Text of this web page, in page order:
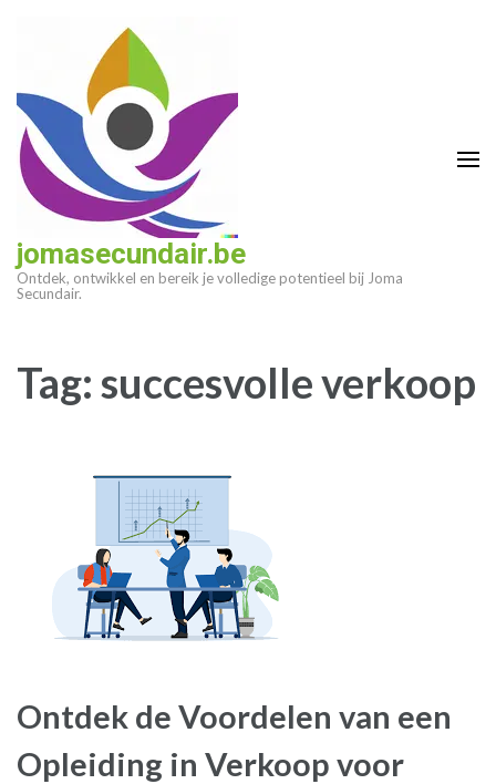
(druk
enter)
jomasecundair.be
Ontdek, ontwikkel en bereik je volledige potentieel bij Joma
Secundair.
Tag:succesvolle verkoop
Ontdek de Voordelen van een
Opleiding in Verkoop voor